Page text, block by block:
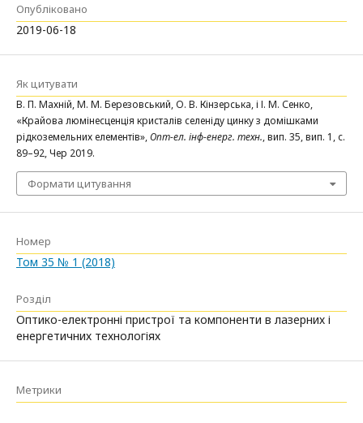
Опубліковано
2019-06-18
Як цитувати
В. П. Махній, М. М. Березовський, О. В. Кінзерська, і І. М. Сенко,
«Крайова люмінесценція кристалів селеніду цинку з домішками
рідкоземельних елементів»,Опт-ел. інф-енерг. техн., вип. 35, вип. 1, с.
89–92, Чер 2019.
Формати цитування
Номер
Том 35 № 1 (2018)
Розділ
Оптико-електронні пристрої та компоненти в лазерних і
енергетичних технологіях
Метрики